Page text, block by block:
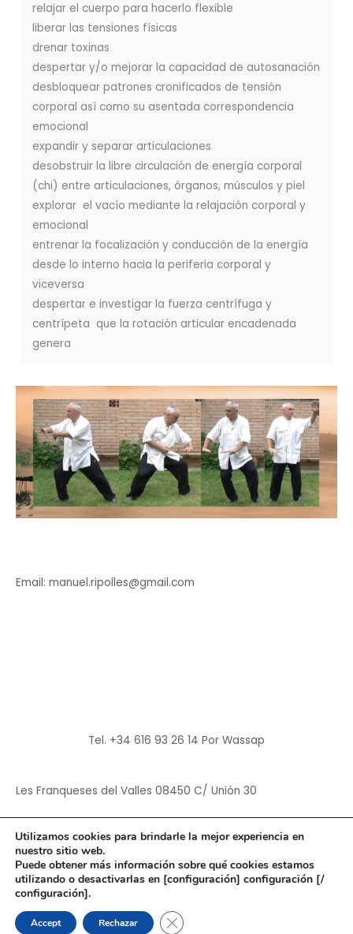
relajar el cuerpo para hacerlo flexible
liberar las tensiones físicas
drenar toxinas
despertar y/o mejorar la capacidad de autosanación
desbloquear patrones cronificados de tensión
corporal así como su asentada correspondencia
emocional
expandir y separar articulaciones
desobstruir la libre circulación de energía corporal
(chi) entre articulaciones, órganos, músculos y piel
explorar el vacío mediante la relajación corporal y
emocional
entrenar la focalización y conducción de la energía
desde lo interno hacia la periferia corporal y
viceversa
despertar e investigar la fuerza centrífuga y
centrípeta que la rotación articular encadenada
genera
Email: manuel.ripolles@gmail.com
Tel. +34 616 93 26 14 Por Wassap
Les Franqueses del Valles 08450 C/ Unión 30
Copyright © 2026Hun Yuan Chen
Powered byHun Yuan Chen
Utilizamos cookies para brindarle la mejor experiencia en
nuestro sitio web.
Puede obtener más información sobre qué cookies estamos
utilizando o desactivarlas en [configuración] configuración [/
configuración].
Accept Rechazar CERRAR EL BANNER DE